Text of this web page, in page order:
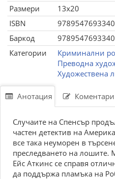
Размери
13x20
ISBN
9789547693340
Баркод
9789547693340
Категории
Криминални
Преводна
Художествена
Анотация Коментари
Случаите на Спенсър
частен детектив на
все така неуморен в
преследването на лошите.
Ейс Аткинс се справя
да поддържа пламъка на